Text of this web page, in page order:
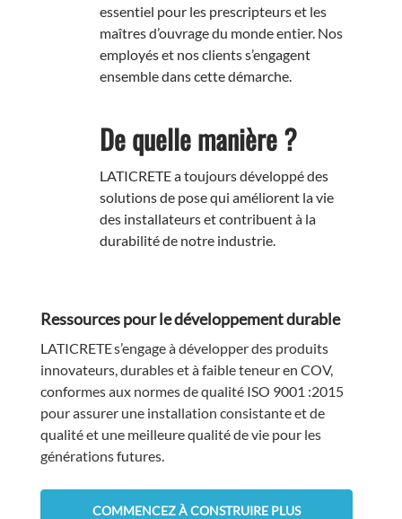
essentiel pour les prescripteurs et les
maîtres d’ouvrage du monde entier. Nos
employés et nos clients s’engagent
ensemble dans cette démarche.
De quelle manière ?
LATICRETE a toujours développé des
solutions de pose qui améliorent la vie
des installateurs et contribuent à la
durabilité de notre industrie.
Ressources pour le développement durable
LATICRETEs’engage à développer des produits
innovateurs, durables et à faible teneur en COV,
conformes aux normes de qualité ISO 9001 :2015
pour assurer une installation consistante et de
qualité et une meilleure qualité de vie pour les
générations futures.
COMMENCEZ À CONSTRUIRE PLUS